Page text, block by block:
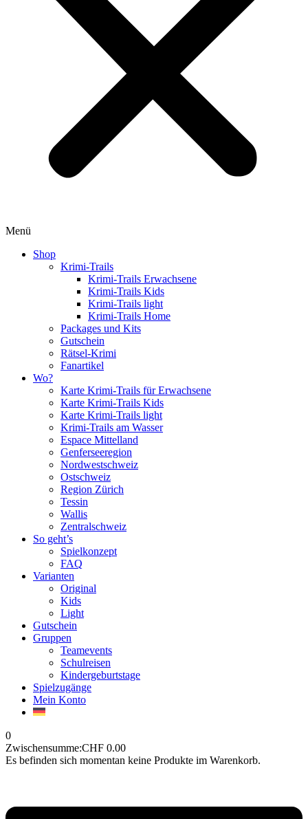
Menü
Shop
Krimi-Trails
Krimi-Trails Erwachsene
Krimi-Trails Kids
Krimi-Trails light
Krimi-Trails Home
Packages und Kits
Gutschein
Rätsel-Krimi
Fanartikel
Wo?
Karte Krimi-Trails für Erwachsene
Karte Krimi-Trails Kids
Karte Krimi-Trails light
Krimi-Trails am Wasser
Espace Mittelland
Genferseeregion
Nordwestschweiz
Ostschweiz
Region Zürich
Tessin
Wallis
Zentralschweiz
So geht’s
Spielkonzept
FAQ
Varianten
Original
Kids
Light
Gutschein
Gruppen
Teamevents
Schulreisen
Kindergeburtstage
Spielzugänge
Mein Konto
0
Zwischensumme:CHF 0.00
Es befinden sich momentan keine Produkte im Warenkorb.